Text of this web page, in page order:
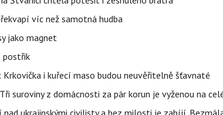
víc než samotná hudba
jako magnet
postřik
i kuřecí maso budou neuvěřitelně šťavnaté
suroviny z domácnosti za pár korun je vyženou na